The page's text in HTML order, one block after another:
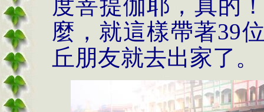
度菩提伽耶，真的
麼，就這樣帶著39
丘朋友就去出家了。